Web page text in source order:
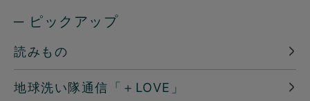
─ ピックアップ
読みもの
地球洗い隊通信「＋LOVE」